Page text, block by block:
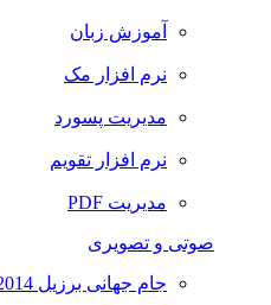
آموزش زبان
نرم افزار مک
مدیریت پسورد
نرم افزار تقویم
مدیریت PDF
صوتی و تصویری
جام جهانی برزیل 2014